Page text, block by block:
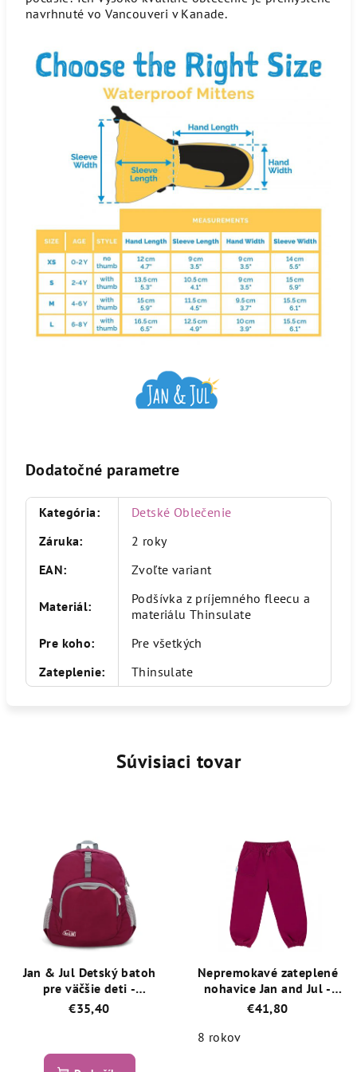
navrhnuté vo Vancouveri v Kanade.
Dodatočné parametre
Kategória:
Detské Oblečenie
Záruka:
2 roky
EAN: Zvoľte variant
Materiál:
Podšívka z príjemného fleecu a
materiálu Thinsulate
Pre koho:
Pre všetkých
Zateplenie: Thinsulate
Súvisiaci tovar
Jan & Jul Detský batoh
pre väčšie deti -
Wildberry
€35,40
hodnotenie
Nepremokavé zateplené
nohavice Jan and Jul -
Wildberry
€41,80
8 rokov